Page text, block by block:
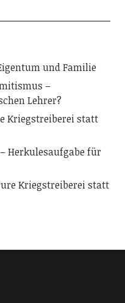
und Familie
–
Lehrer?
Kriegstreiberei statt
Herkulesaufgabe für
Kriegstreiberei statt